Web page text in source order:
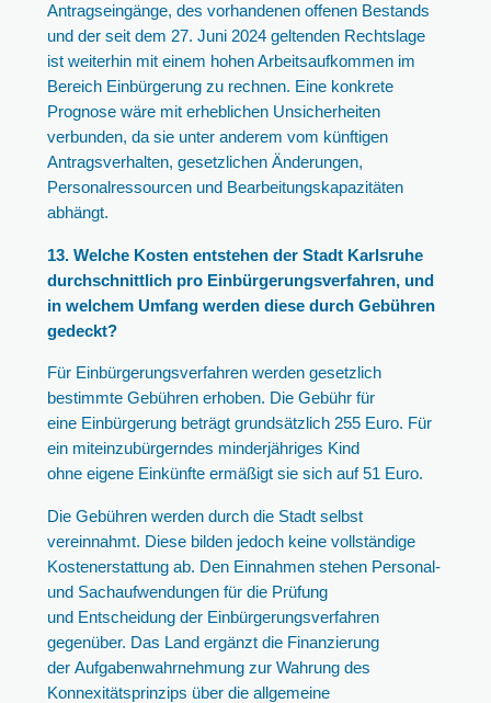
Antragseingänge, des vorhandenen offenen Bestands
und der seit dem 27. Juni 2024 geltenden Rechtslage
ist weiterhin mit einem hohen Arbeitsaufkommen im
Bereich Einbürgerung zu rechnen. Eine konkrete
Prognose wäre mit erheblichen Unsicherheiten
verbunden, da sie unter anderem vom künftigen
Antragsverhalten, gesetzlichen Änderungen,
Personalressourcen und Bearbeitungskapazitäten
abhängt.
13. Welche Kosten entstehen der Stadt Karlsruhe
durchschnittlich pro Einbürgerungsverfahren, und
in welchem Umfang werden diese durch Gebühren
gedeckt?
Für Einbürgerungsverfahren werden gesetzlich
bestimmte Gebühren erhoben. Die Gebühr für
eine Einbürgerung beträgt grundsätzlich 255 Euro. Für
ein miteinzubürgerndes minderjähriges Kind
ohne eigene Einkünfte ermäßigt sie sich auf 51 Euro.
Die Gebühren werden durch die Stadt selbst
vereinnahmt. Diese bilden jedoch keine vollständige
Kostenerstattung ab. Den Einnahmen stehen Personal-
und Sachaufwendungen für die Prüfung
und Entscheidung der Einbürgerungsverfahren
gegenüber. Das Land ergänzt die Finanzierung
der Aufgabenwahrnehmung zur Wahrung des
Konnexitätsprinzips über die allgemeine